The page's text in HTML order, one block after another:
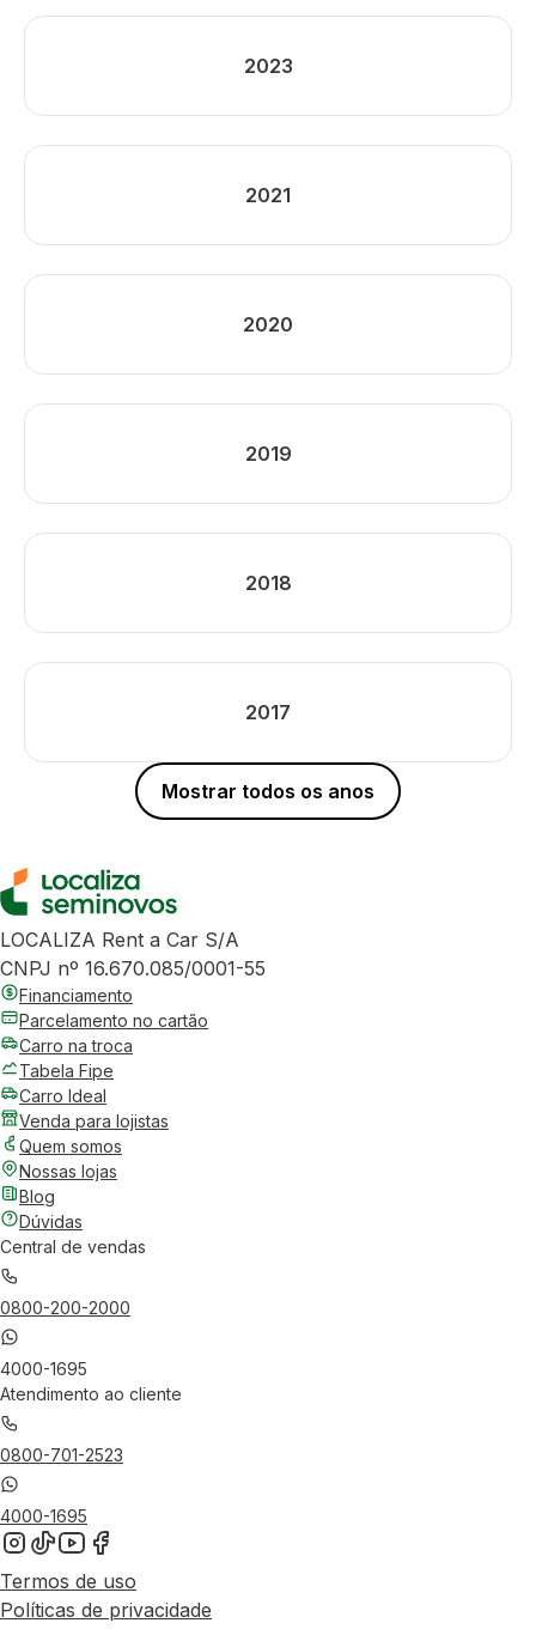
2023
2021
2020
2019
2018
2017
Mostrar todos os anos
LOCALIZA Rent a Car S/A
CNPJ nº 16.670.085/0001-55
Financiamento
Parcelamento no cartão
Carro na troca
Tabela Fipe
Carro Ideal
Venda para lojistas
Quem somos
Nossas lojas
Blog
Dúvidas
Central de vendas
0800-200-2000
4000-1695
Atendimento ao cliente
0800-701-2523
4000-1695
Termos de uso
Políticas de privacidade